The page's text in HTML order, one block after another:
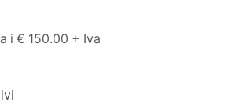
i € 150.00 + Iva